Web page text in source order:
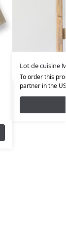
Lot de cuisine
To order this
partner in the